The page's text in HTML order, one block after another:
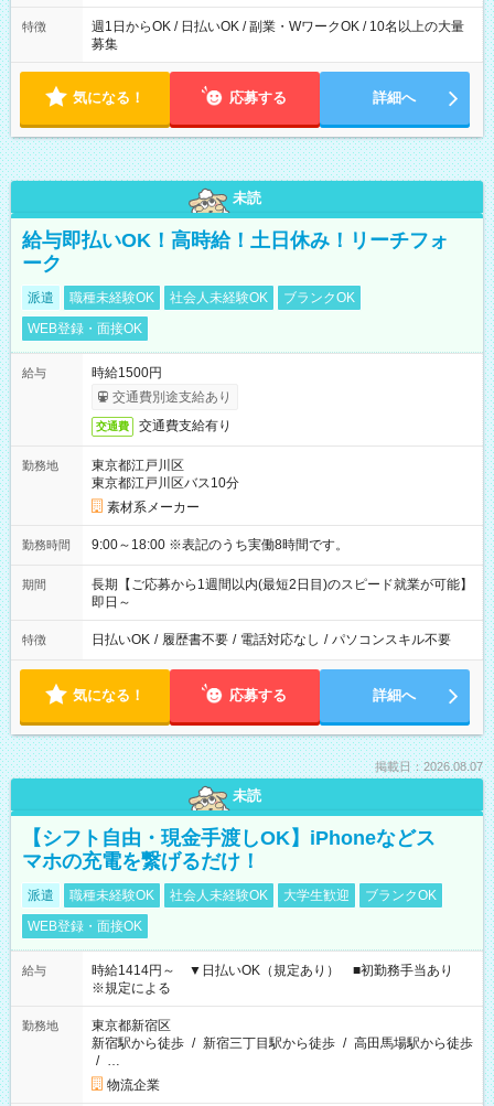
特徴
週1日からOK / 日払いOK / 副業・WワークOK / 10名以上の大量
募集
気になる！ 応募する 詳細へ
未読
給与即払いOK！高時給！土日休み！リーチフォ
ーク
派遣 職種未経験OK 社会人未経験OK
ブランクOK
WEB登録・面接OK
給与
時給1500円
交通費別途支給あり
交通費 交通費支給有り
勤務地
東京都江戸川区
東京都江戸川区バス10分
素材系メーカー
勤務時間 9:00～18:00 ※表記のうち実働8時間です。
期間
長期【ご応募から1週間以内(最短2日目)のスピード就業が可能】
即日～
特徴 日払いOK / 履歴書不要 / 電話対応なし / パソコンスキル不要
気になる！ 応募する 詳細へ
掲載日：2026.08.07
未読
【シフト自由・現金手渡しOK】iPhoneなどス
マホの充電を繋げるだけ！
派遣 職種未経験OK 社会人未経験OK 大学生歓迎
ブランクOK
WEB登録・面接OK
給与
時給1414円～ ▼日払いOK（規定あり） ■初勤務手当あり
※規定による
勤務地
東京都新宿区
新宿駅から徒歩 / 新宿三丁目駅から徒歩 / 高田馬場駅から徒歩
/ …
物流企業